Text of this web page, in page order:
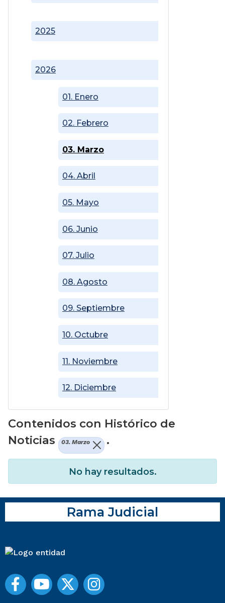
2025
2026
01. Enero
02. Febrero
03. Marzo
04. Abril
05. Mayo
06. Junio
07. Julio
08. Agosto
09. Septiembre
10. Octubre
11. Noviembre
12. Diciembre
Contenidos con Histórico de
Noticias
03. Marzo .
No hay resultados.
Rama Judicial